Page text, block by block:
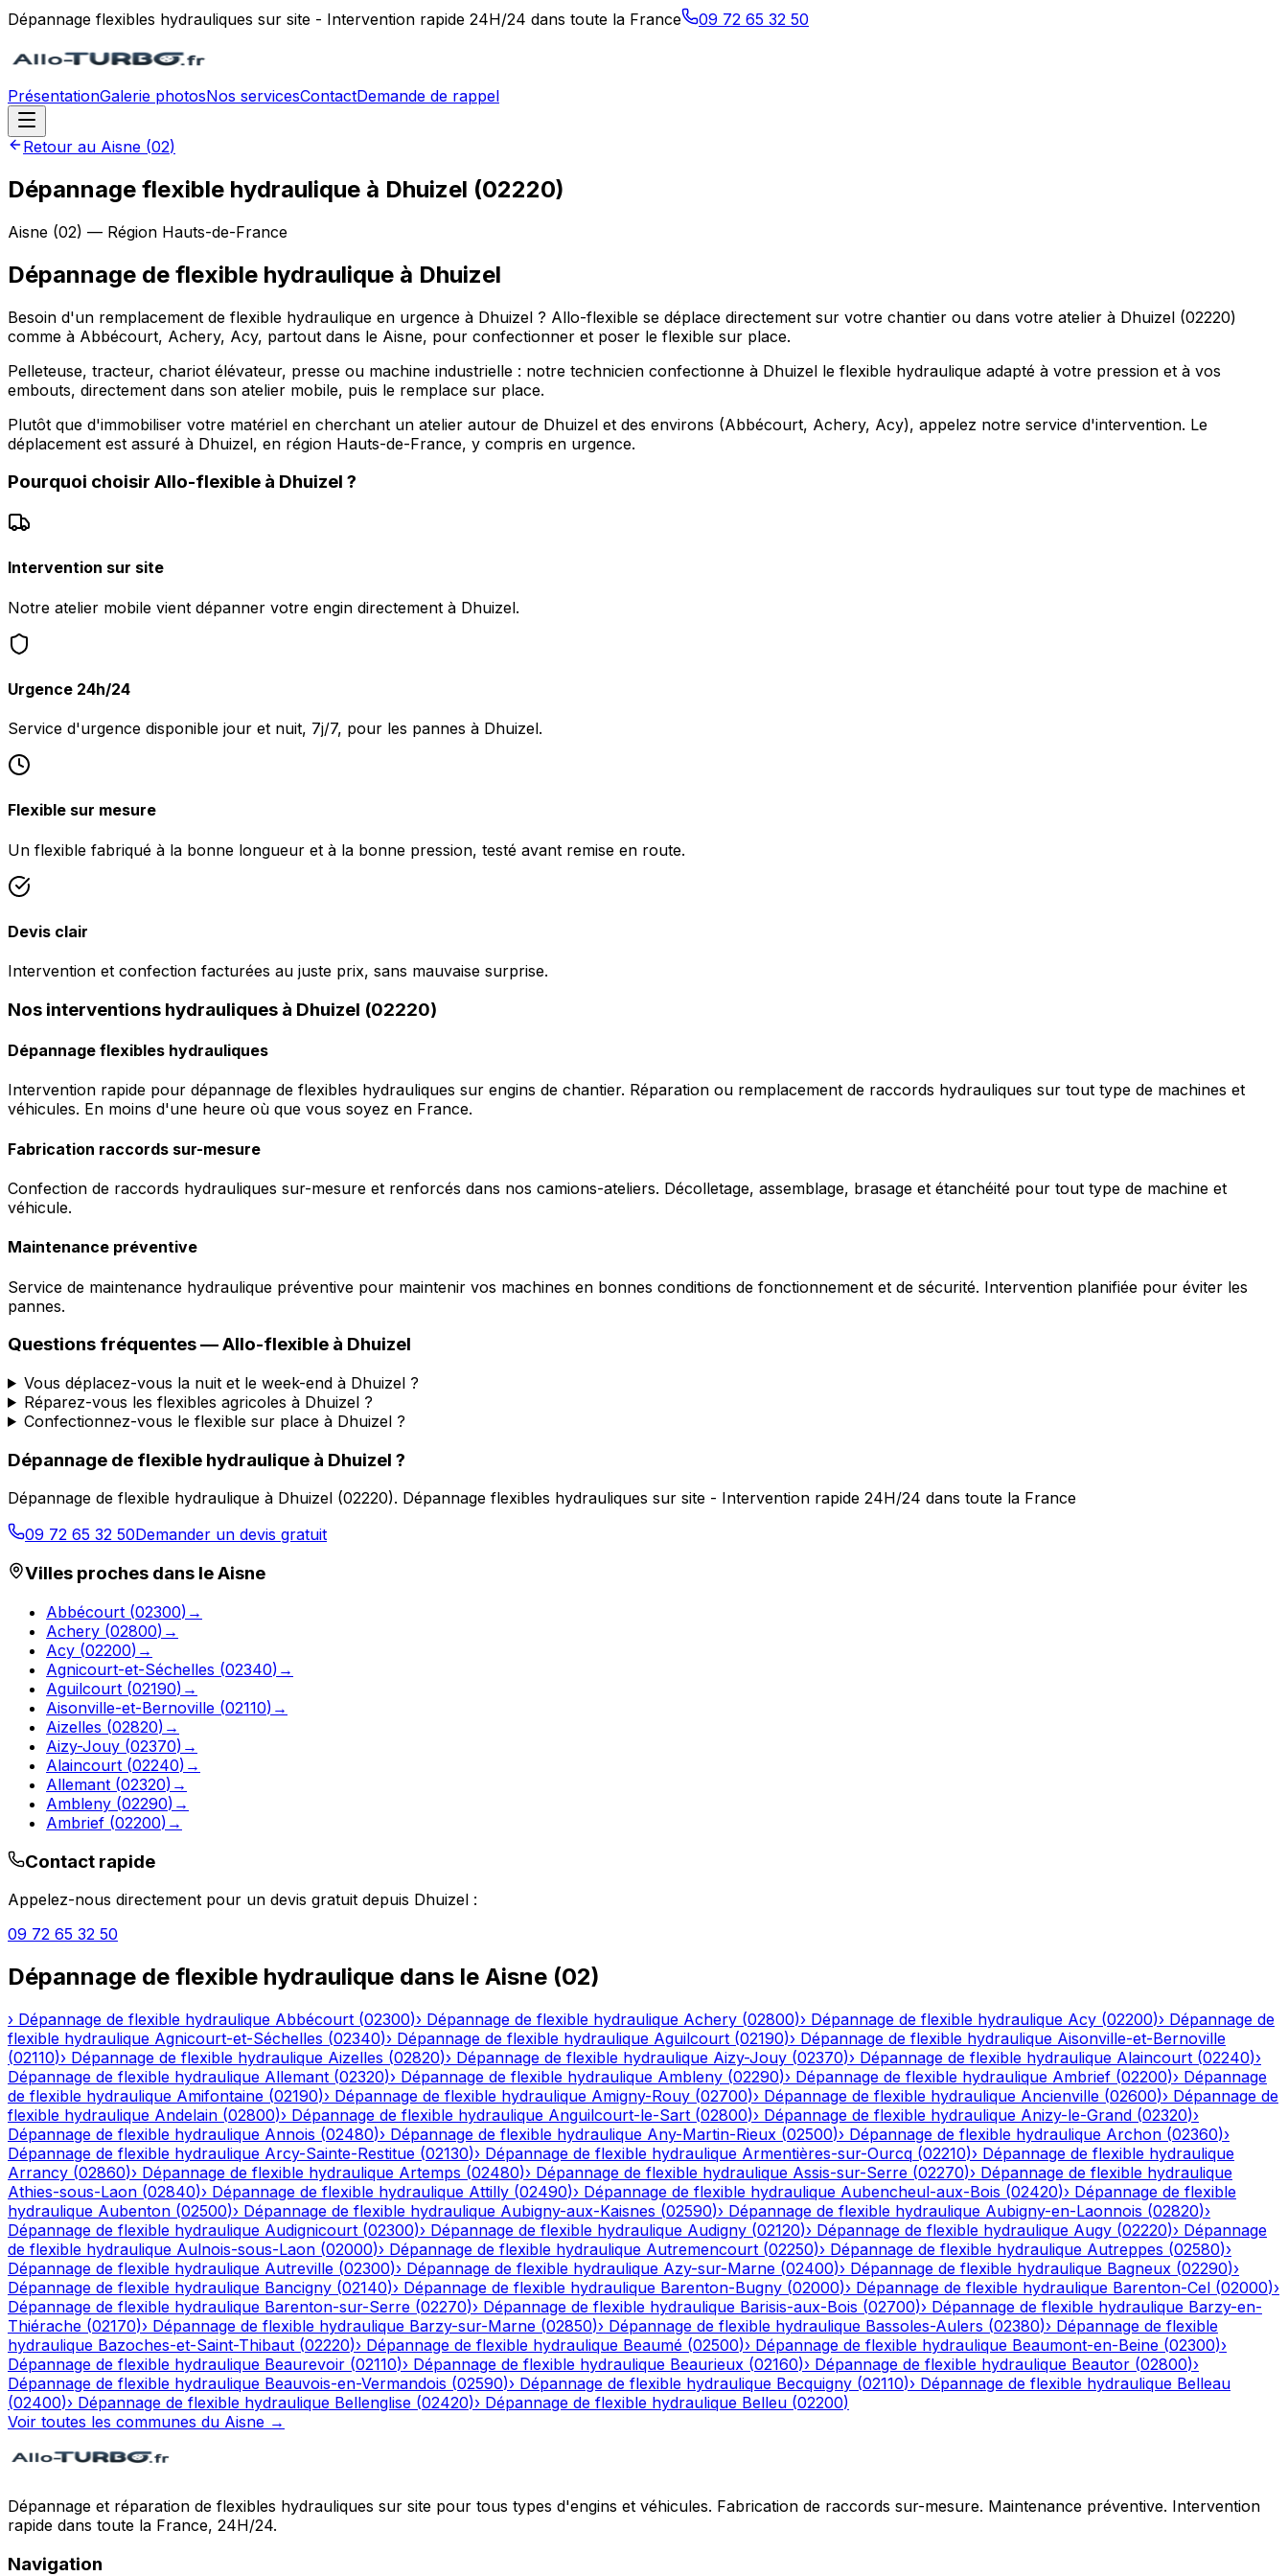
Dépannage flexibles hydrauliques sur site - Intervention rapide 24H/24 dans toute la France 09 72 65 32 50
PrésentationGalerie photosNos servicesContactDemande de rappel
Retour au Aisne (02)
Dépannage flexible hydraulique à Dhuizel (02220)
Aisne (02) — Région Hauts-de-France
Dépannage de flexible hydraulique à Dhuizel
Besoin d'un remplacement de flexible hydraulique en urgence à Dhuizel ? Allo-flexible se déplace directement sur votre chantier ou dans votre atelier à Dhuizel (02220)
comme à Abbécourt, Achery, Acy, partout dans le Aisne, pour confectionner et poser le flexible sur place.
Pelleteuse, tracteur, chariot élévateur, presse ou machine industrielle : notre technicien confectionne à Dhuizel le flexible hydraulique adapté à votre pression et à vos
embouts, directement dans son atelier mobile, puis le remplace sur place.
Plutôt que d'immobiliser votre matériel en cherchant un atelier autour de Dhuizel et des environs (Abbécourt, Achery, Acy), appelez notre service d'intervention. Le
déplacement est assuré à Dhuizel, en région Hauts-de-France, y compris en urgence.
Pourquoi choisir Allo-flexible à Dhuizel ?
Intervention sur site
Notre atelier mobile vient dépanner votre engin directement à Dhuizel.
Urgence 24h/24
Service d'urgence disponible jour et nuit, 7j/7, pour les pannes à Dhuizel.
Flexible sur mesure
Un flexible fabriqué à la bonne longueur et à la bonne pression, testé avant remise en route.
Devis clair
Intervention et confection facturées au juste prix, sans mauvaise surprise.
Nos interventions hydrauliques à Dhuizel (02220)
Dépannage flexibles hydrauliques
Intervention rapide pour dépannage de flexibles hydrauliques sur engins de chantier. Réparation ou remplacement de raccords hydrauliques sur tout type de machines et
véhicules. En moins d'une heure où que vous soyez en France.
Fabrication raccords sur-mesure
Confection de raccords hydrauliques sur-mesure et renforcés dans nos camions-ateliers. Décolletage, assemblage, brasage et étanchéité pour tout type de machine et
véhicule.
Maintenance préventive
Service de maintenance hydraulique préventive pour maintenir vos machines en bonnes conditions de fonctionnement et de sécurité. Intervention planifiée pour éviter les
pannes.
Questions fréquentes —Allo-flexible à Dhuizel
Vous déplacez-vous la nuit et le week-end à Dhuizel ?
Réparez-vous les flexibles agricoles à Dhuizel ?
Confectionnez-vous le flexible sur place à Dhuizel ?
Dépannage de flexible hydraulique à Dhuizel ?
Dépannage de flexible hydraulique à Dhuizel (02220). Dépannage flexibles hydrauliques sur site - Intervention rapide 24H/24 dans toute la France
09 72 65 32 50Demander un devis gratuit
Villes proches dans leAisne
Abbécourt (02300) →
Achery (02800) →
Acy (02200) →
Agnicourt-et-Séchelles (02340) →
Aguilcourt (02190) →
Aisonville-et-Bernoville (02110) →
Aizelles (02820) →
Aizy-Jouy (02370) →
Alaincourt (02240) →
Allemant (02320) →
Ambleny (02290) →
Ambrief (02200) →
Contact rapide
Appelez-nous directement pour un devis gratuit depuis Dhuizel :
09 72 65 32 50
Dépannage de flexible hydraulique dans le Aisne (02)
› Dépannage de flexible hydraulique Abbécourt (02300)› Dépannage de flexible hydraulique Achery (02800)› Dépannage de flexible hydraulique Acy (02200)› Dépannage de
flexible hydraulique Agnicourt-et-Séchelles (02340)› Dépannage de flexible hydraulique Aguilcourt (02190)› Dépannage de flexible hydraulique Aisonville-et-Bernoville
(02110)› Dépannage de flexible hydraulique Aizelles (02820)› Dépannage de flexible hydraulique Aizy-Jouy (02370)› Dépannage de flexible hydraulique Alaincourt (02240)›
Dépannage de flexible hydraulique Allemant (02320)› Dépannage de flexible hydraulique Ambleny (02290)› Dépannage de flexible hydraulique Ambrief (02200)› Dépannage
de flexible hydraulique Amifontaine (02190)› Dépannage de flexible hydraulique Amigny-Rouy (02700)› Dépannage de flexible hydraulique Ancienville (02600)› Dépannage de
flexible hydraulique Andelain (02800)› Dépannage de flexible hydraulique Anguilcourt-le-Sart (02800)› Dépannage de flexible hydraulique Anizy-le-Grand (02320)›
Dépannage de flexible hydraulique Annois (02480)› Dépannage de flexible hydraulique Any-Martin-Rieux (02500)› Dépannage de flexible hydraulique Archon (02360)›
Dépannage de flexible hydraulique Arcy-Sainte-Restitue (02130)› Dépannage de flexible hydraulique Armentières-sur-Ourcq (02210)› Dépannage de flexible hydraulique
Arrancy (02860)› Dépannage de flexible hydraulique Artemps (02480)› Dépannage de flexible hydraulique Assis-sur-Serre (02270)› Dépannage de flexible hydraulique
Athies-sous-Laon (02840)› Dépannage de flexible hydraulique Attilly (02490)› Dépannage de flexible hydraulique Aubencheul-aux-Bois (02420)› Dépannage de flexible
hydraulique Aubenton (02500)› Dépannage de flexible hydraulique Aubigny-aux-Kaisnes (02590)› Dépannage de flexible hydraulique Aubigny-en-Laonnois (02820)›
Dépannage de flexible hydraulique Audignicourt (02300)› Dépannage de flexible hydraulique Audigny (02120)› Dépannage de flexible hydraulique Augy (02220)› Dépannage
de flexible hydraulique Aulnois-sous-Laon (02000)› Dépannage de flexible hydraulique Autremencourt (02250)› Dépannage de flexible hydraulique Autreppes (02580)›
Dépannage de flexible hydraulique Autreville (02300)› Dépannage de flexible hydraulique Azy-sur-Marne (02400)› Dépannage de flexible hydraulique Bagneux (02290)›
Dépannage de flexible hydraulique Bancigny (02140)› Dépannage de flexible hydraulique Barenton-Bugny (02000)› Dépannage de flexible hydraulique Barenton-Cel (02000)›
Dépannage de flexible hydraulique Barenton-sur-Serre (02270)› Dépannage de flexible hydraulique Barisis-aux-Bois (02700)› Dépannage de flexible hydraulique Barzy-en-
Thiérache (02170)› Dépannage de flexible hydraulique Barzy-sur-Marne (02850)› Dépannage de flexible hydraulique Bassoles-Aulers (02380)› Dépannage de flexible
hydraulique Bazoches-et-Saint-Thibaut (02220)› Dépannage de flexible hydraulique Beaumé (02500)› Dépannage de flexible hydraulique Beaumont-en-Beine (02300)›
Dépannage de flexible hydraulique Beaurevoir (02110)› Dépannage de flexible hydraulique Beaurieux (02160)› Dépannage de flexible hydraulique Beautor (02800)›
Dépannage de flexible hydraulique Beauvois-en-Vermandois (02590)› Dépannage de flexible hydraulique Becquigny (02110)› Dépannage de flexible hydraulique Belleau
(02400)› Dépannage de flexible hydraulique Bellenglise (02420)› Dépannage de flexible hydraulique Belleu (02200)
Voir toutes les communes du Aisne →
Dépannage et réparation de flexibles hydrauliques sur site pour tous types d'engins et véhicules. Fabrication de raccords sur-mesure. Maintenance préventive. Intervention
rapide dans toute la France, 24H/24.
Navigation